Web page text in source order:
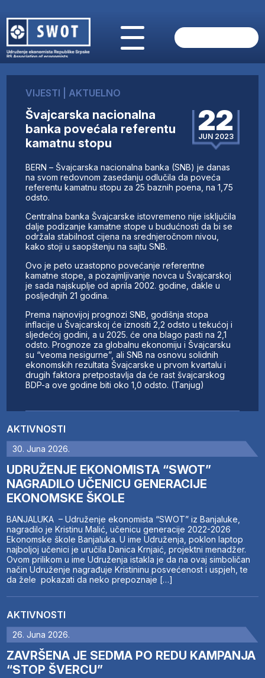
O NAMA
AKTUELNO
ANALIZE
KOMPANIJE
FINANSIJE
IZ STRANIH MEDIJA
AKTIVNOSTI
UČLANI SE
KONTAKT
AKTIVNOSTI
30. Juna 2026.
UDRUŽENJE EKONOMISTA “SWOT”
NAGRADILO UČENICU GENERACIJE
EKONOMSKE ŠKOLE
BANJALUKA – Udruženje ekonomista “SWOT” iz Banjaluke,
nagradilo je Kristinu Malić, učenicu generacije 2022-2026
Ekonomske škole Banjaluka. U ime Udruženja, poklon laptop
najboljoj učenici je uručila Danica Krnjaić, projektni menadžer.
Ovom prilikom u ime Udruženja istakla je da na ovaj simboličan
način Udruženje nagrađuje Kristininu posvećenost i uspjeh, te
da žele pokazati da neko prepoznaje […]
AKTIVNOSTI
26. Juna 2026.
ZAVRŠENA JE SEDMA PO REDU KAMPANJA
“STOP ŠVERCU”
VIJESTI AKTUELNO
Švajcarska nacionalna
banka povećala referentu
kamatnu stopu
22
JUN 2023
BERN – Švajcarska nacionalna banka (SNB) je danas
na svom redovnom zasedanju odlučila da poveća
referentu kamatnu stopu za 25 baznih poena, na 1,75
odsto.
Centralna banka Švajcarske istovremeno nije isključila
dalje podizanje kamatne stope u budućnosti da bi se
održala stabilnost cijena na srednjeročnom nivou,
kako stoji u saopštenju na sajtu SNB.
Ovo je peto uzastopno povećanje referentne
kamatne stope, a pozajmljivanje novca u Švajcarskoj
je sada najskuplje od aprila 2002. godine, dakle u
posljednjih 21 godina.
Prema najnovijoj prognozi SNB, godišnja stopa
inflacije u Švajcarskoj će iznositi 2,2 odsto u tekućoj i
sljedećoj godini, a u 2025. će ona blago pasti na 2,1
odsto. Prognoze za globalnu ekonomiju i Švajcarsku
su “veoma nesigurne”, ali SNB na osnovu solidnih
ekonomskih rezultata Švajcarske u prvom kvartalu i
drugih faktora pretpostavlja da će rast švajcarskog
BDP-a ove godine biti oko 1,0 odsto. (Tanjug)